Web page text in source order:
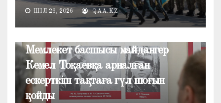
ШІЛ 26, 2026 QAA.KZ
Мемлекет басшысы майдангер
Кемел Тоқаевқа арналған
ескерткіш тақтаға гүл шоғын
қойды